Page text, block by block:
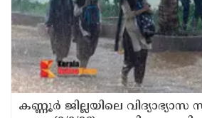
കണ്ണൂർ ജില്ലയിലെ